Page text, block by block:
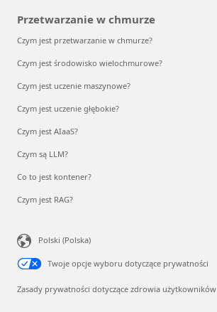
Przetwarzanie w chmurze
Czym jest przetwarzanie w chmurze?
Czym jest środowisko wielochmurowe?
Czym jest uczenie maszynowe?
Czym jest uczenie głębokie?
Czym jest AIaaS?
Czym są LLM?
Co to jest kontener?
Czym jest RAG?
Polski (Polska)
Twoje opcje wyboru dotyczące prywatności
Zasady prywatności dotyczące zdrowia użytkowników